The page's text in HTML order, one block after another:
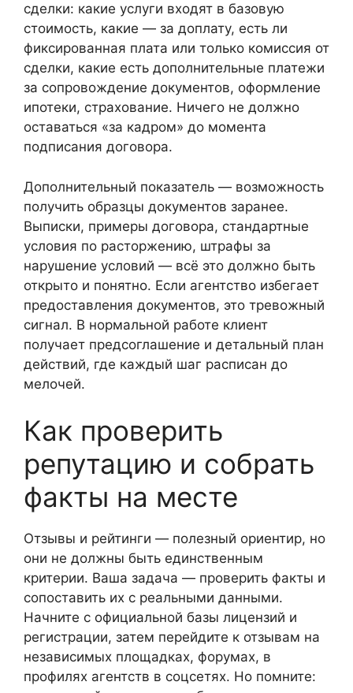
сделки: какие услуги входят в базовую
стоимость, какие — за доплату, есть ли
фиксированная плата или только комиссия от
сделки, какие есть дополнительные платежи
за сопровождение документов, оформление
ипотеки, страхование. Ничего не должно
оставаться «за кадром» до момента
подписания договора.
Дополнительный показатель — возможность
получить образцы документов заранее.
Выписки, примеры договора, стандартные
условия по расторжению, штрафы за
нарушение условий — всё это должно быть
открыто и понятно. Если агентство избегает
предоставления документов, это тревожный
сигнал. В нормальной работе клиент
получает предсоглашение и детальный план
действий, где каждый шаг расписан до
мелочей.
Как проверить
репутацию и собрать
факты на месте
Отзывы и рейтинги — полезный ориентир, но
они не должны быть единственным
критерии. Ваша задача — проверить факты и
сопоставить их с реальными данными.
Начните с официальной базы лицензий и
регистрации, затем перейдите к отзывам на
независимых площадках, форумах, в
профилях агентств в соцсетях. Но помните: